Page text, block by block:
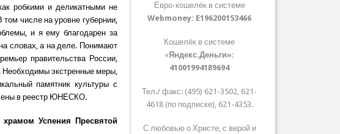
робкими и деликатными не
числе на уровне губернии,
и я ему благодарен за
словах, а на деле. Понимают
правительства России,
Необходимы экстренные меры,
памятник культуры с
в реестр ЮНЕСКО.
Успения Пресвятой
Евро-кошелёк в системе
Webmoney: E196200153466
Кошелёк в системе
«Яндекс.Деньги»:
41001994189694
Тел./ факс: (495) 621-3502, 621-
4618 (по подписке), 621-4353.
С любовью о Христе, с верой и